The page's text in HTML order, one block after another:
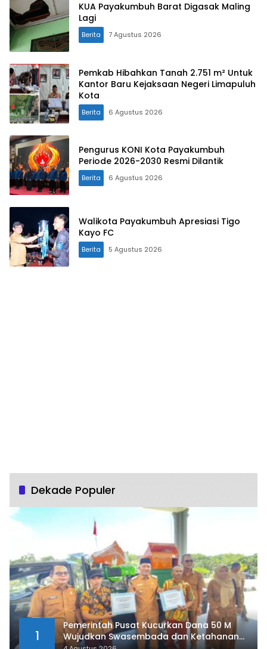
KUA Payakumbuh Barat Digasak Maling
Lagi
Berita 7 Agustus 2026
Pemkab Hibahkan Tanah 2.751 m² Untuk
Kantor Baru Kejaksaan Negeri Limapuluh
Kota
Berita 6 Agustus 2026
Pengurus KONI Kota Payakumbuh
Periode 2026-2030 Resmi Dilantik
Berita 6 Agustus 2026
Walikota Payakumbuh Apresiasi Tigo
Kayo FC
Berita 5 Agustus 2026
Dekade Populer
1
Pemerintah Pusat Kucurkan Dana 50 M
Wujudkan Swasembada dan Ketahanan